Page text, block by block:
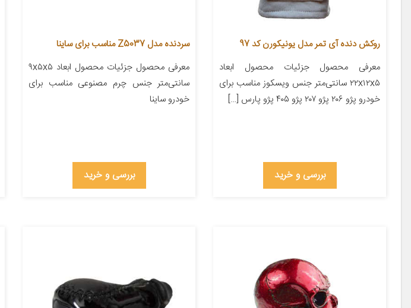
روکش دنده آی تمر مدل یونیکورن کد 97
معرفی محصول جزئیات محصول ابعاد
۲۲x۱۲x۵ سانتی‌متر جنس ویسکوز مناسب برای
خودرو پژو ۲۰۶ پژو ۲۰۷ پژو ۴۰۵ پژو پارس […]
بررسی و خرید
سردنده مدل Z5037 مناسب برای ساینا
معرفی محصول جزئیات محصول ابعاد ۹x۵x۵
سانتی‌متر جنس چرم مصنوعی مناسب برای
خودرو ساینا
بررسی و خرید